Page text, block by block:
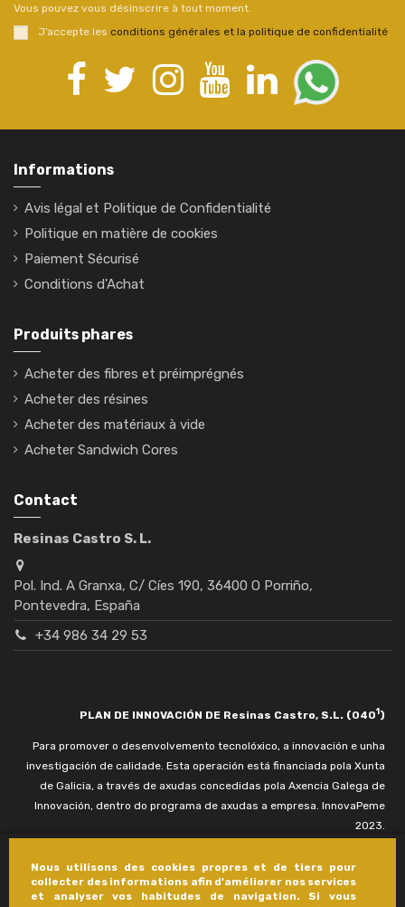
Nous utilisons des cookies propres et de tiers pour
collecter des informations afin d'améliorer nos services
et analyser vos habitudes de navigation. Si vous
Vous pouvez vous désinscrire à tout moment.
J’accepte les conditions générales et la politique de confidentialité.
Informations
Avis légal et Politique de Confidentialité
Politique en matière de cookies
Paiement Sécurisé
Conditions d'Achat
Produits phares
Acheter des fibres et préimprégnés
Acheter des résines
Acheter des matériaux à vide
Acheter Sandwich Cores
Contact
Resinas Castro S. L.
Pol. Ind. A Granxa, C/ Cíes 190, 36400 O Porriño,
Pontevedra, España
+34 986 34 29 53
PLAN DE INNOVACIÓN DE Resinas Castro, S.L. (0401)
Para promover o desenvolvemento tecnolóxico, a innovación e unha
investigación de calidade. Esta operación está financiada pola Xunta
de Galicia, a través de axudas concedidas pola Axencia Galega de
Innovación, dentro do programa de axudas a empresa. InnovaPeme
2023.